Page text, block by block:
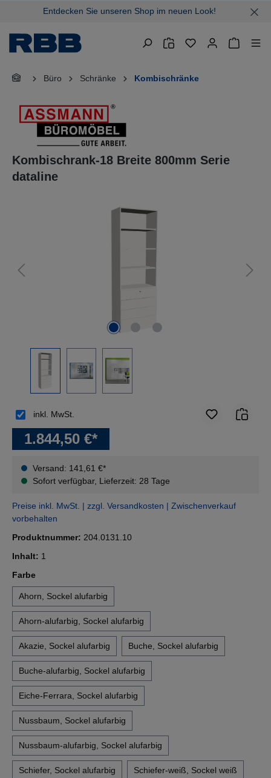
springenEntdecken Sie unseren Shop im neuen Look!
Büro Schränke Kombischränke
Kombischrank-18 Breite 800mm Serie
dataline
1.844,50 €*
Versand: 141,61 €*
Sofort verfügbar, Lieferzeit: 28 Tage
inkl. MwSt.
Preise inkl. MwSt. | zzgl. Versandkosten | Zwischenverkauf
vorbehalten
Produktnummer: 204.0131.10
Inhalt: 1
Farbeauswählen
Ahorn, Sockel alufarbig
Ahorn-alufarbig, Sockel alufarbig
Akazie, Sockel alufarbig Buche, Sockel alufarbig
Buche-alufarbig, Sockel alufarbig
Eiche-Ferrara, Sockel alufarbig
Nussbaum, Sockel alufarbig
Nussbaum-alufarbig, Sockel alufarbig
Schiefer, Sockel alufarbig Schiefer-weiß, Sockel weiß